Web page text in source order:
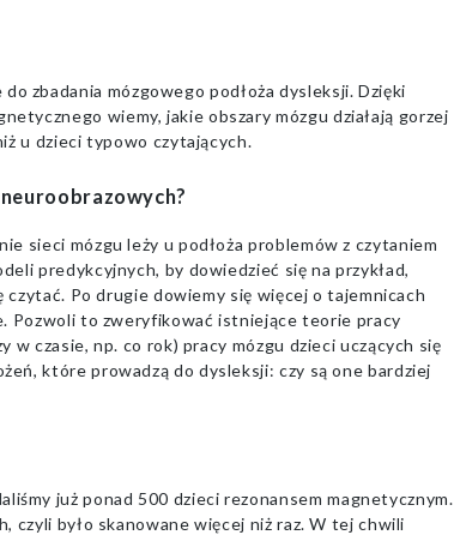
zbadania mózgowego podłoża dysleksji. Dzięki
wiemy, jakie obszary mózgu działają gorzej
u dzieci typowo czytających.
sieci mózgu leży u podłoża problemów z czytaniem
predykcyjnych, by dowiedzieć się na przykład,
Po drugie dowiemy się więcej o tajemnicach
Pozwoli to zweryfikować istniejące teorie pracy
w czasie, np. co rok) pracy mózgu dzieci uczących się
które prowadzą do dysleksji: czy są one bardziej
już ponad 500 dzieci rezonansem magnetycznym.
czyli było skanowane więcej niż raz. W tej chwili